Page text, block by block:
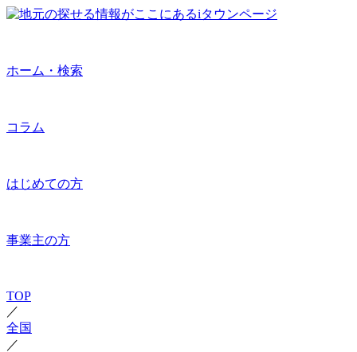
ホーム・検索
コラム
はじめての方
事業主の方
TOP
／
全国
／